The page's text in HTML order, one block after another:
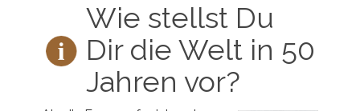
Wie stellst Du
Dir die Welt in 50
Jahren vor?